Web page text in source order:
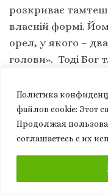
Политика
файлов сookie: Этот
Продолжая
соглашаетесь с их
розкриває
власній формі.
орел, у якого –
голови». Тоді Бог
«Три голови, що
останні дні
царства і
будуть правити
більшим гнітом,
названі головами